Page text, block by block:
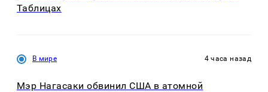
Таблицах
В мире 4 часа назад
Мэр Нагасаки обвинил США в атомной